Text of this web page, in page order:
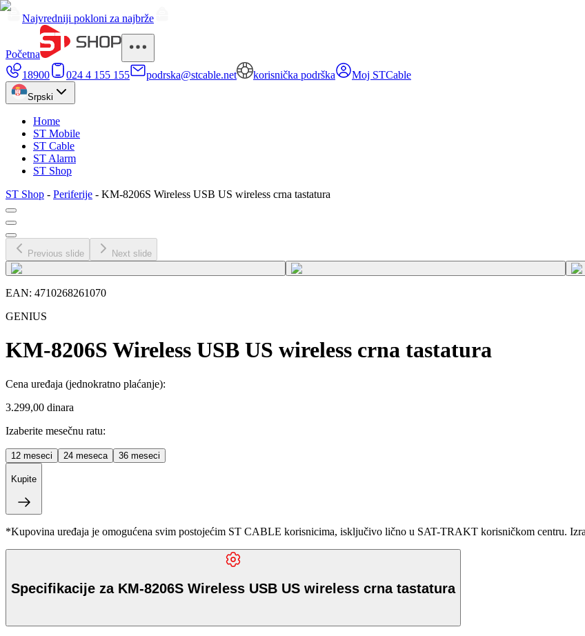
Najvredniji pokloni za najbrže
Početna
18900
024 4 155 155 podrska@stcable.net korisnička podrška Moj STCable
Srpski
Home
ST Mobile
ST Cable
ST Alarm
ST Shop
ST Shop - Periferije - KM-8206S Wireless USB US wireless crna tastatura
Previous slide Next slide
EAN: 4710268261070
GENIUS
KM-8206S Wireless USB US wireless crna tastatura
Cena uređaja (jednokratno plaćanje):
3.299,00 dinara
Izaberite mesečnu ratu:
12 meseci 24 meseca 36 meseci
Kupite
*Kupovina uređaja je omogućena svim postojećim ST CABLE korisnicima, isključivo lično u SAT-TRAKT korisničkom centru.
Specifikacije za KM-8206S Wireless USB US wireless crna tastatura